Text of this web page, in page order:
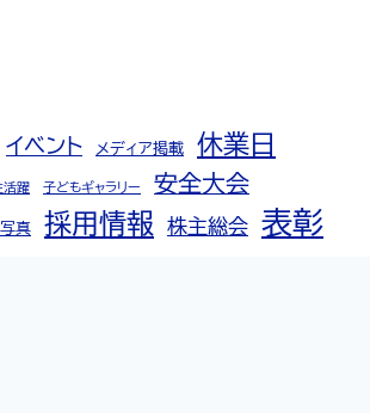
イベント メディア掲載
休業日
活躍 子どもギャラリー 安全大会
真 採用情報 株主総会 表彰